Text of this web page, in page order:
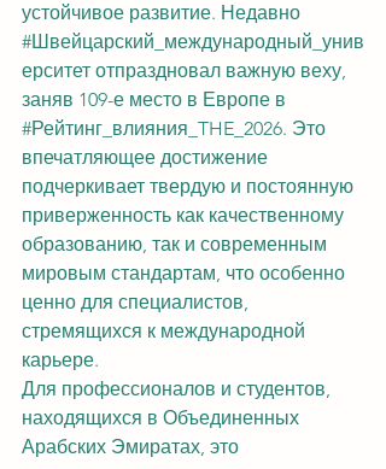
устойчивое развитие. Недавно
#Швейцарский_международный_унив
ерситет отпраздновал важную веху,
заняв 109-е место в Европе в
#Рейтинг_влияния_THE_2026. Это
впечатляющее достижение
подчеркивает твердую и постоянную
приверженность как качественному
образованию, так и современным
мировым стандартам, что особенно
ценно для специалистов,
стремящихся к международной
карьере.
Для профессионалов и студентов,
находящихся в Объединенных
Арабских Эмиратах, это